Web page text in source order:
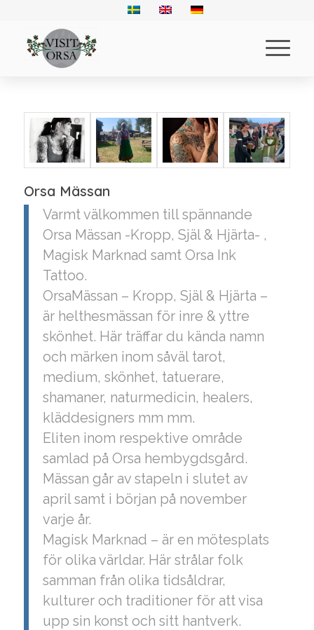
Orsa Mässan
Varmt välkommen till spännande
Orsa Mässan -Kropp, Själ & Hjärta- ,
Magisk Marknad samt Orsa Ink
Tattoo.
OrsaMässan – Kropp, Själ & Hjärta –
är helthesmässan för inre & yttre
skönhet. Här träffar du kända namn
och märken inom såväl tarot,
medium, skönhet, tatuerare,
shamaner, naturmedicin, healers,
kläddesigners mm mm.
Eliten inom respektive område
samlad på Orsa hembygdsgård.
Mässan går av stapeln i slutet av
april samt i början på november
varje år.
Magisk Marknad – är en mötesplats
för olika världar. Här strålar folk
samman från olika tidsåldrar,
kulturer och traditioner för att visa
upp sin konst och sitt hantverk.